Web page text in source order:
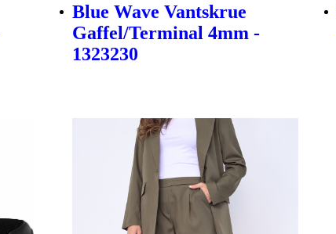
Blue Wave Vantskrue
Gaffel/Terminal 4mm -
1323230